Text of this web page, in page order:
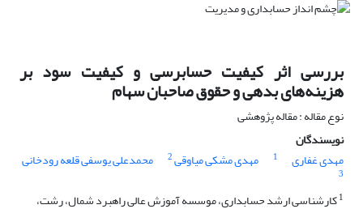
بررسی اثر کیفیت حسابرسی و کیفیت سود بر
هزینه‌های بدهی و حقوق صاحبان سهام
نوع مقاله : مقاله پژوهشی
نویسندگان
مهدی غفاری
1 مهدی مشکی میاوقی2 محمدعلی یوسفی قلعه رودخانی
3
1کارشناسی ارشد حسابداری، موسسه آموزش عالی راهبرد شمال، رشت،